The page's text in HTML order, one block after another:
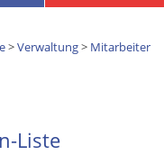
>Verwaltung> Mitarbeiter
Liste